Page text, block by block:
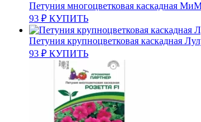
Петуния многоцветковая каскадная
93 ₽ КУПИТЬ
Петуния крупноцветковая каскадная
93 ₽ КУПИТЬ